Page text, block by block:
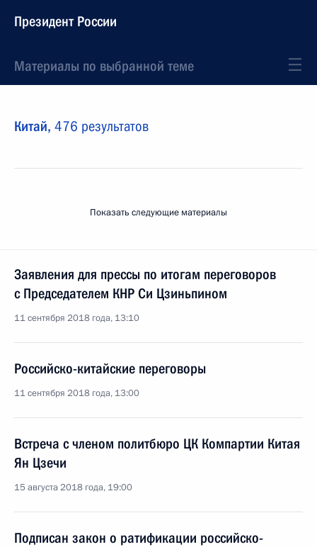
Президент России
Материалы по выбранной теме
Китай, 476 результатов
Показать следующие материалы
Заявления для прессы по итогам переговоров
с Председателем КНР Си Цзиньпином
11 сентября 2018 года, 13:10
Российско-китайские переговоры
11 сентября 2018 года, 13:00
Встреча с членом политбюро ЦК Компартии Китая
Ян Цзечи
15 августа 2018 года, 19:00
Подписан закон о ратификации российско-